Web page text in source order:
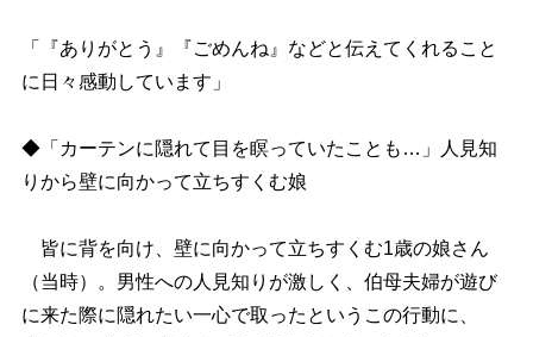
「『ありがとう』『ごめんね』などと伝えてくれること
に日々感動しています」
◆「カーテンに隠れて目を瞑っていたことも…」人見知
りから壁に向かって立ちすくむ娘
皆に背を向け、壁に向かって立ちすくむ1歳の娘さん
（当時）。男性への人見知りが激しく、伯母夫婦が遊び
に来た際に隠れたい一心で取ったというこの行動に、